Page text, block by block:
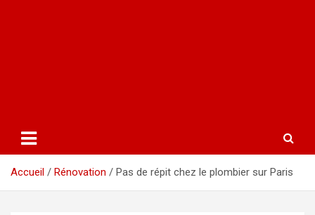
Accueil Rénovation Pas de répit chez le plombier sur Paris